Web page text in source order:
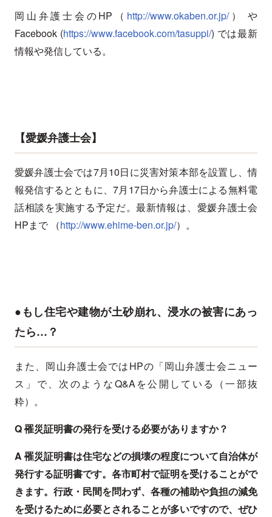
岡山弁護士会のHP（ http://www.okaben.or.jp/） や
Facebook (https://www.facebook.com/tasuppi/) では最新
情報や発信している。
【愛媛弁護士会】
愛媛弁護士会では7月10日に災害対策本部を設置し、情
報発信するとともに、7月17日から弁護士による無料電
話相談を実施する予定だ。最新情報は、愛媛弁護士会
HPまで （http://www.ehime-ben.or.jp/）。
●もし住宅や建物が土砂崩れ、浸水の被害にあっ
たら…？
また、岡山弁護士会ではHPの「岡山弁護士会ニュー
ス」で、次のようなQ&Aを公開している（一部抜
粋）。
Q 罹災証明書の発行を受ける必要がありますか？
A 罹災証明書は住宅などの損壊の程度について自治体が
発行する証明書です。各市町村で証明を受けることがで
きます。行政・民間を問わず、各種の補助や負担の減免
を受けるために必要とされることが多いですので、ぜひ